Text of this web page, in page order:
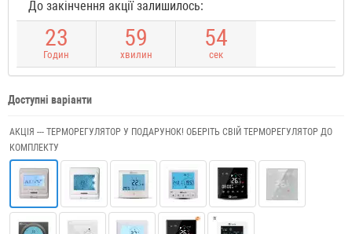
До закінчення акції залишилось:
23
Годин
59
хвилин
53
сек
Доступні варіанти
АКЦІЯ --- ТЕРМОРЕГУЛЯТОР У ПОДАРУНОК! ОБЕРІТЬ СВІЙ ТЕРМОРЕГУЛЯТОР ДО
КОМПЛЕКТУ